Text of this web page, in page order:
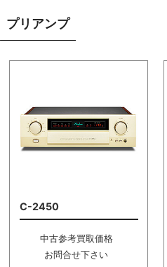
プリアンプ
C-2450
中古参考買取価格
お問合せ下さい